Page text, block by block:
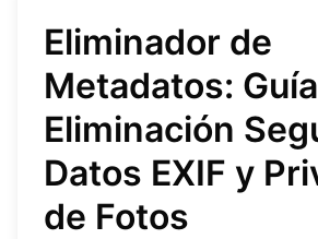
Eliminador de
Metadatos:
Eliminación
Datos EXIF y
de Fotos